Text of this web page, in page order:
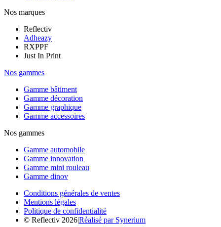
Nos marques
Reflectiv
Adheazy
RXPPF
Just In Print
Nos gammes
Gamme bâtiment
Gamme décoration
Gamme graphique
Gamme accessoires
Nos gammes
Gamme automobile
Gamme innovation
Gamme mini rouleau
Gamme dinov
Conditions générales de ventes
Mentions légales
Politique de confidentialité
© Reflectiv 2026|Réalisé par Synerium